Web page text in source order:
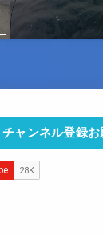
ャンネル登録お